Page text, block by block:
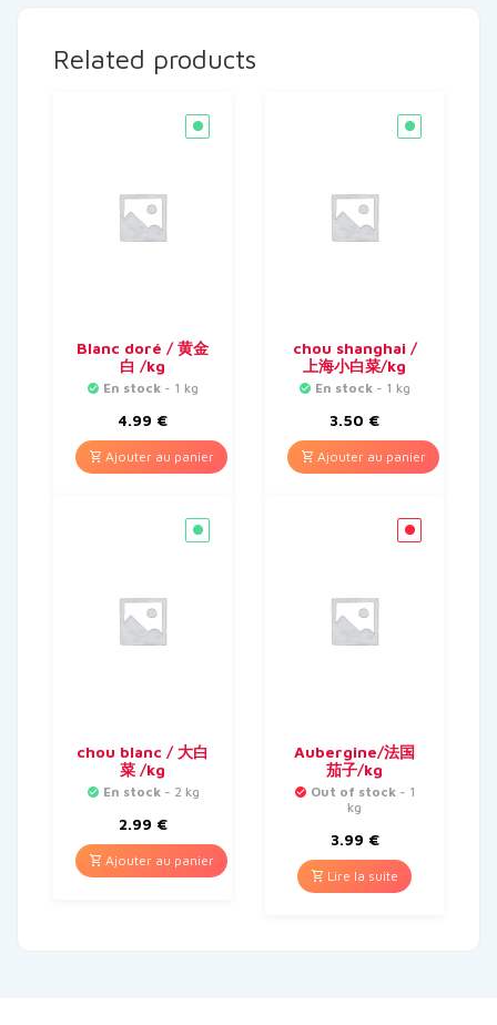
Related products
Blanc doré / 黄金
白 /kg
En stock - 1 kg
4.99 €
Ajouter au panier
chou shanghai /
上海小白菜/kg
En stock - 1 kg
3.50 €
Ajouter au panier
chou blanc / 大白
菜 /kg
En stock- 2 kg
2.99 €
Ajouter au panier
Aubergine/法国
茄子/kg
Out of stock- 1
kg
3.99 €
Lire la suite